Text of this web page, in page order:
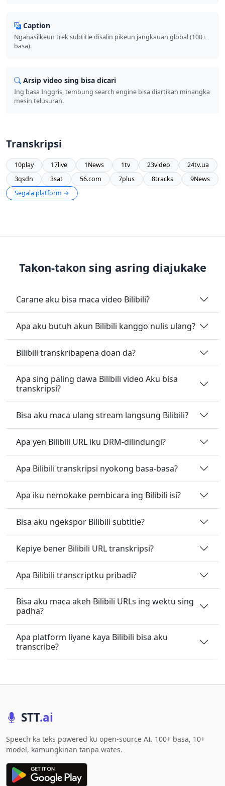
Caption
Ngahasilkeun trek subtitle disalin pikeun jangkauan global (100+
basa).
Arsip video sing bisa dicari
Ing basa Inggris, tembung search engine bisa diartikan minangka
mesin telusuran.
Transkripsi
10play 17live 1News 1tv 23video
24tv.ua
3qsdn
3sat 56.com 7plus 8tracks
9News
Segala platform →
Takon-takon sing asring diajukake
Carane aku bisa maca video Bilibili?
Apa aku butuh akun Bilibili kanggo nulis ulang?
Bilibili transkribapena doan da?
Apa sing paling dawa Bilibili video Aku bisa
transkripsi?
Bisa aku maca ulang stream langsung Bilibili?
Apa yen Bilibili URL iku DRM-dilindungi?
Apa Bilibili transkripsi nyokong basa-basa?
Apa iku nemokake pembicara ing Bilibili isi?
Bisa aku ngekspor Bilibili subtitle?
Kepiye bener Bilibili URL transkripsi?
Apa Bilibili transcriptku pribadi?
Bisa aku maca akeh Bilibili URLs ing wektu sing
padha?
Apa platform liyane kaya Bilibili bisa aku
transcribe?
STT.ai
Speech ka teks powered ku open-source AI. 100+ basa, 10+
model, kamungkinan tanpa wates.